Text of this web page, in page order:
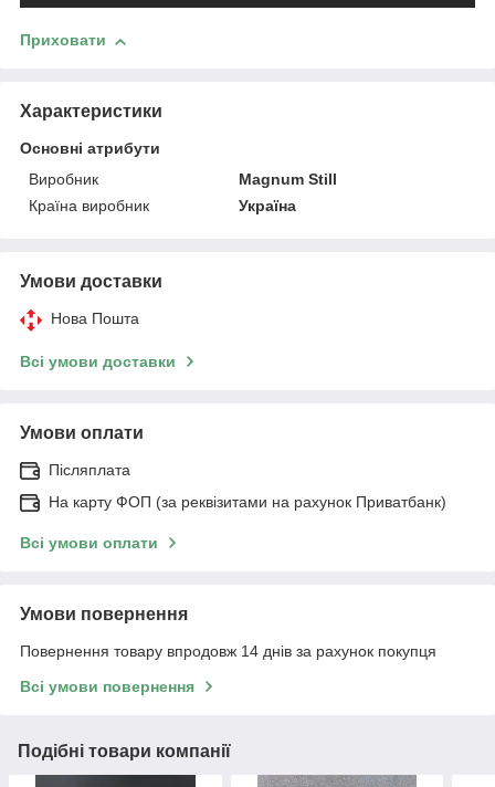
Приховати
Характеристики
Основні атрибути
Виробник
Magnum Still
Країна виробник
Україна
Умови доставки
Нова Пошта
Всі умови доставки
Умови оплати
Післяплата
На карту ФОП (за реквізитами на рахунок Приватбанк)
Всі умови оплати
Умови повернення
Повернення товару впродовж 14 днів за рахунок покупця
Всі умови повернення
Подібні товари компанії